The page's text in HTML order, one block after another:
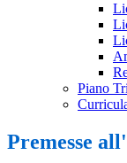
Piano
Premesse